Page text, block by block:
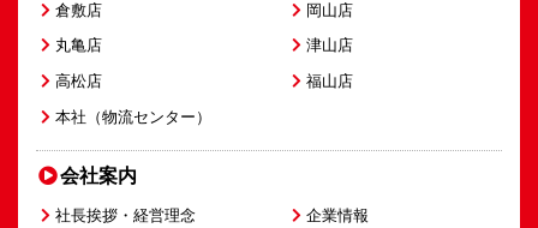
倉敷店
丸亀店
高松店
本社（物流センター）
岡山店
津山店
福山店
会社案内
社長挨拶・経営理念 企業情報